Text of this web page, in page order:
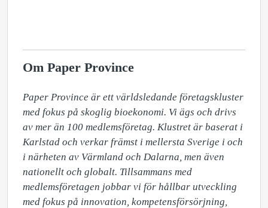
Om Paper Province
Paper Province är ett världsledande företagskluster
med fokus på skoglig bioekonomi. Vi ägs och drivs
av mer än 100 medlemsföretag. Klustret är baserat i
Karlstad och verkar främst i mellersta Sverige i och
i närheten av Värmland och Dalarna, men även
nationellt och globalt. Tillsammans med
medlemsföretagen jobbar vi för hållbar utveckling
med fokus på innovation, kompetensförsörjning,